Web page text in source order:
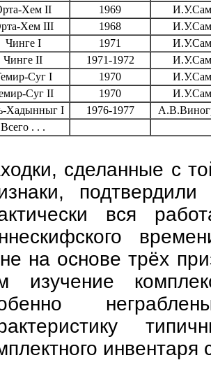
Хем II
1969
Хем III
1968
Чинге I
1971
Чинге II
1971-1972
Суг I
1970
Суг II
1970
Хадынныг I
1976-1977
Всего . . .
сделанные с
вся
на основе трёх
изучение